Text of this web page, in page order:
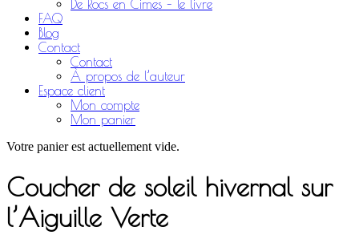
De Rocs en Cimes – le livre
FAQ
Blog
Contact
Contact
À propos de l’auteur
Espace client
Mon compte
Mon panier
Votre panier est actuellement vide.
Coucher de soleil hivernal sur
l’Aiguille Verte